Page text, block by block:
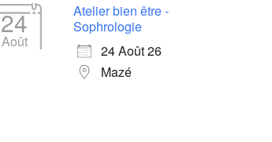
24
Août
Atelier bien être -
Sophrologie
24 Août 26
Mazé